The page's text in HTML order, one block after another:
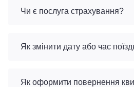
Чи є послуга страхування?
Як змінити дату або час
Як оформити повернення